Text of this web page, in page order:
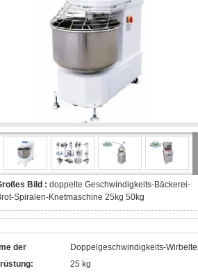
Bild : doppelte Geschwindigkeits-Bäckerei-
Spiralen-Knetmaschine 25kg 50kg
der
Doppelgeschwindigkeits-
25 kg